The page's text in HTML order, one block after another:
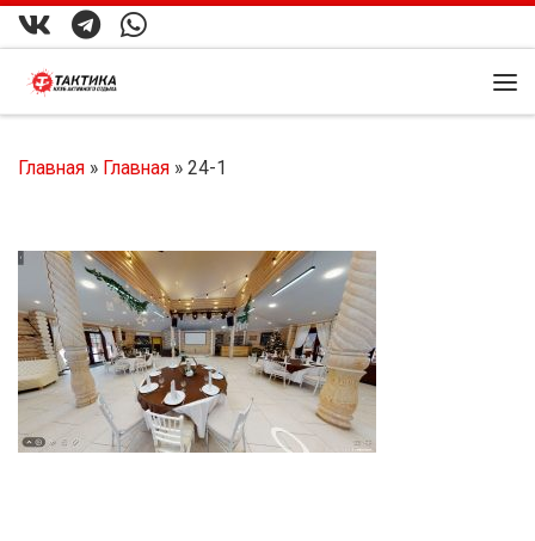
Перейти к содержимому
Главная » Главная » 24-1